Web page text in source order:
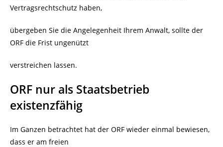
Vertragsrechtschutz haben,
übergeben Sie die Angelegenheit Ihrem Anwalt, sollte der
ORF die Frist ungenützt
verstreichen lassen.
ORF nur als Staatsbetrieb
existenzfähig
Im Ganzen betrachtet hat der ORF wieder einmal bewiesen,
dass er am freien